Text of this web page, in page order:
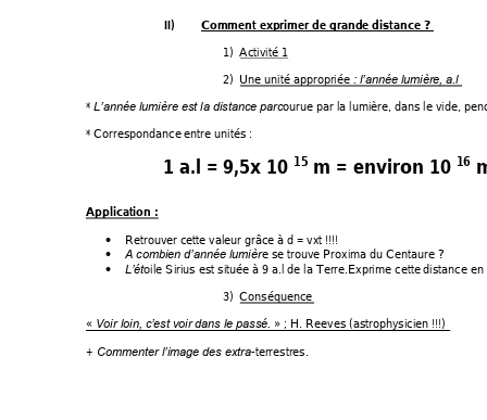
II) Comment exprimer de grande distance ?
1) Activité 1
2) Une unité appropriée : l’année lumière, a.l
* L’année lumière est la distance parcourue par la lumière, dans le vide,
* Correspondance entre unités :
1 a.l = 9,5x 10 15 m = environ 10 16
Application :
 Retrouver cette valeur grâce à d = vxt !!!!
 A combien d’année lumière se trouve Proxima du Centaure ?
 L’étoile Sirius est située à 9 a.l de la Terre.Exprime cette distance en
3) Conséquence
« Voir loin, c’est voir dans le passé. » ; H. Reeves (astrophysicien !!!)
+ Commenter l’image des extra-terrestres.